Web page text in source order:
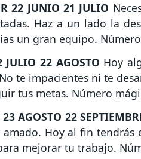
22 JUNIO 21 JULIO
Haz a un lado la
un gran equipo.
JULIO 22 AGOSTO Hoy
te impacientes ni te
tus metas. Número
23 AGOSTO 22
amado. Hoy al fin tendrás
mejorar tu trabajo.